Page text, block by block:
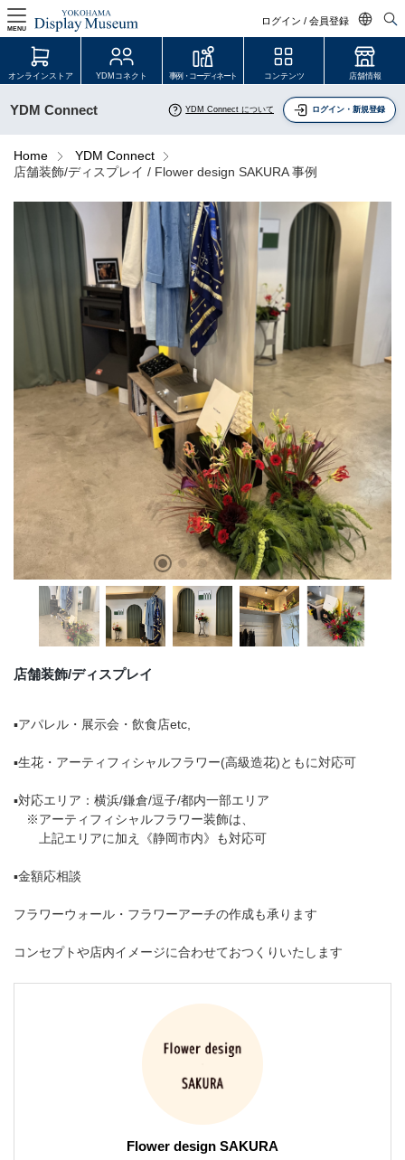
ログイン / 会員登録
日本語
中文简体
MENU
ログイン・会員登録
YDM Connect
会員登録・取引申請
JDCA(ディスプレイスクール)
店舗情報・営業日
採用情報
お問い合わせ
プライバシーポリシー
OFFICIAL SNS
オンラインストア YDMコネクト 事例・コーディネート コンテンツ 店舗情報
YDM Connect YDM Connect について ログイン・新規登録
Home
YDM Connect
店舗装飾/ディスプレイ / Flower design SAKURA 事例
店舗装飾/ディスプレイ
▪︎アパレル・展示会・飲食店etc,
▪︎生花・アーティフィシャルフラワー(高級造花)ともに対応可
▪︎対応エリア：横浜/鎌倉/逗子/都内一部エリア
※アーティフィシャルフラワー装飾は、
上記エリアに加え《静岡市内》も対応可
▪︎金額応相談
フラワーウォール・フラワーアーチの作成も承ります
コンセプトや店内イメージに合わせておつくりいたします
Flower design SAKURA